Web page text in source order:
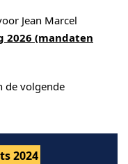
Jean Marcel
2026 (mandaten
de volgende
2024